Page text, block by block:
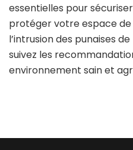
essentielles pour
protéger votre espace de
l’intrusion des punaises
suivez les
environnement sain et